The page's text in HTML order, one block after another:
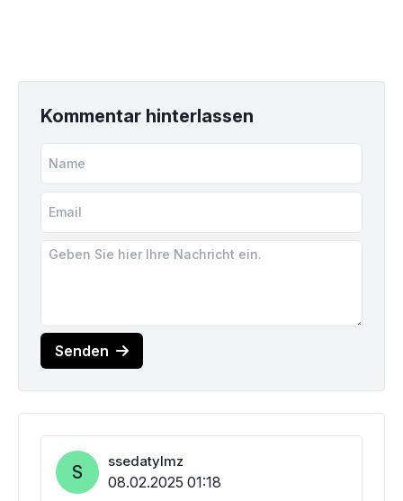
Kommentar hinterlassen
Senden
S ssedatylmz
08.02.2025 01:18